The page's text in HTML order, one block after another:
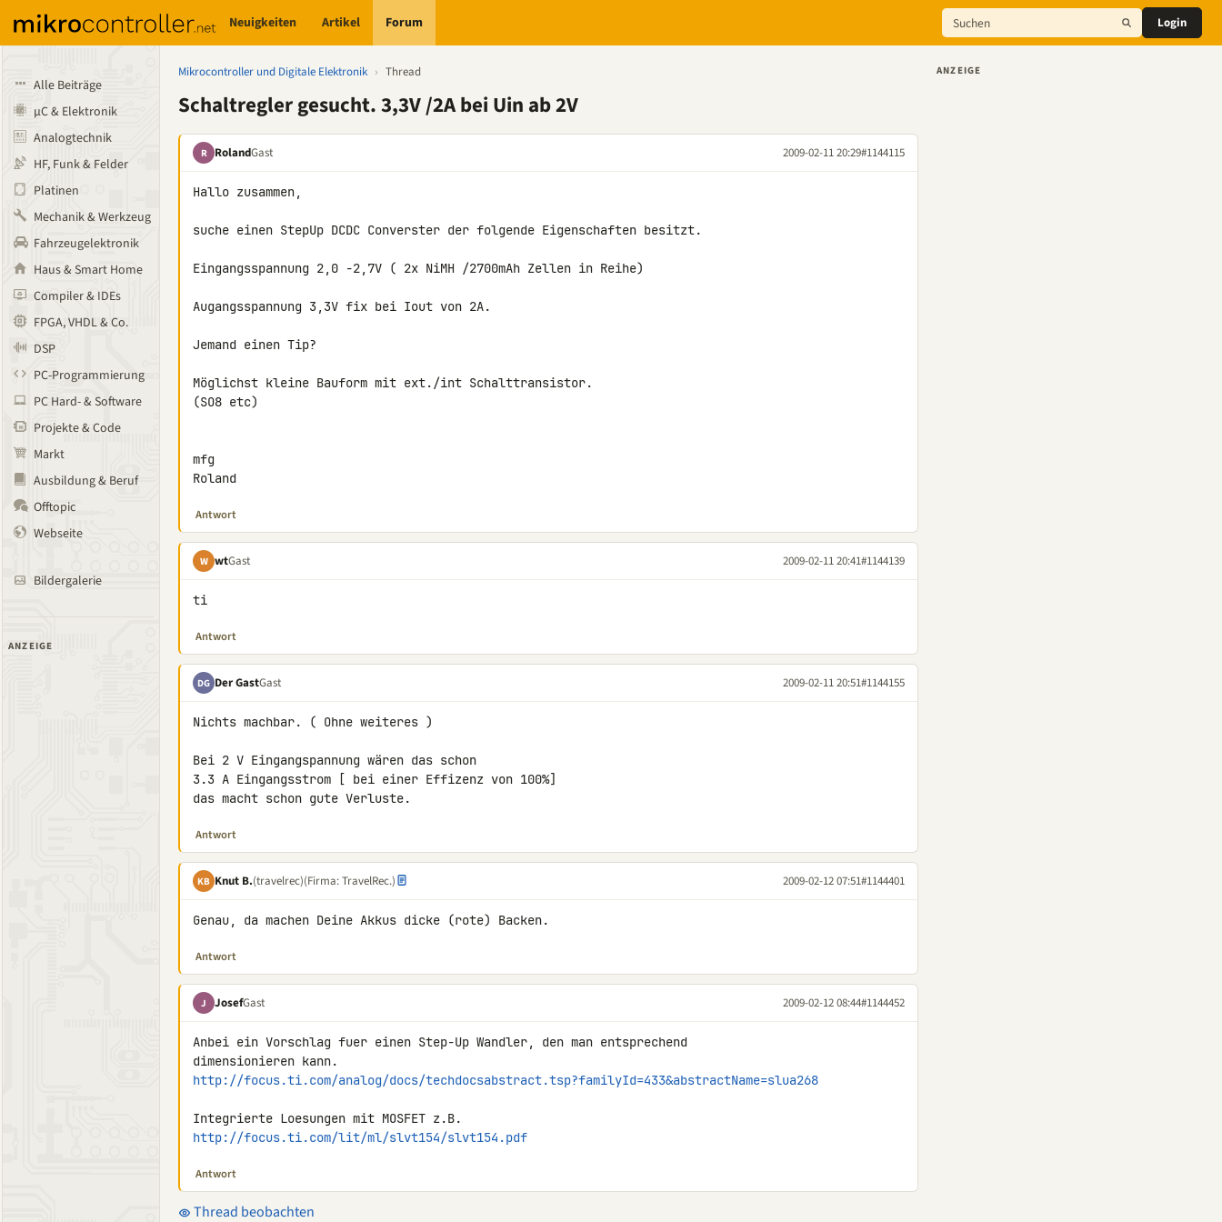
Neuigkeiten Artikel Forum Login
Alle Beiträge
µC & Elektronik
Analogtechnik
HF, Funk & Felder
Platinen
Mechanik & Werkzeug
Fahrzeugelektronik
Haus & Smart Home
Compiler & IDEs
FPGA, VHDL & Co.
DSP
PC-Programmierung
PC Hard- & Software
Projekte & Code
Markt
Ausbildung & Beruf
Offtopic
Webseite
Bildergalerie
ANZEIGE
Mikrocontroller und Digitale Elektronik › Thread
Schaltregler gesucht. 3,3V /2A bei Uin ab 2V
R RolandGast 2009-02-11 20:29#1144115
Hallo zusammen,
suche einen StepUp DCDC Converster der folgende Eigenschaften besitzt.
Eingangsspannung 2,0 -2,7V ( 2x NiMH /2700mAh Zellen in Reihe)
Augangsspannung 3,3V fix bei Iout von 2A.
Jemand einen Tip?
Möglichst kleine Bauform mit ext./int Schalttransistor.
(SO8 etc)
mfg
Roland
Antwort
W wtGast 2009-02-11 20:41#1144139
ti
Antwort
DG Der GastGast 2009-02-11 20:51#1144155
Nichts machbar. ( Ohne weiteres )
Bei 2 V Eingangspannung wären das schon
3.3 A Eingangsstrom [ bei einer Effizenz von 100%]
das macht schon gute Verluste.
Antwort
KB Knut B.(travelrec)(Firma: TravelRec.) 2009-02-12 07:51#1144401
Genau, da machen Deine Akkus dicke (rote) Backen.
Antwort
J JosefGast 2009-02-12 08:44#1144452
Anbei ein Vorschlag fuer einen Step-Up Wandler, den man entsprechend
http://focus.ti.com/analog/docs/techdocsabstract.tsp?familyId=433&abstractName=slua268
http://focus.ti.com/lit/ml/slvt154/slvt154.pdf
Antwort
Thread beobachten
ANZEIGE